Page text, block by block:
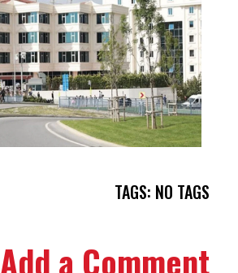
TAGS: NO TAGS
Add a Comment